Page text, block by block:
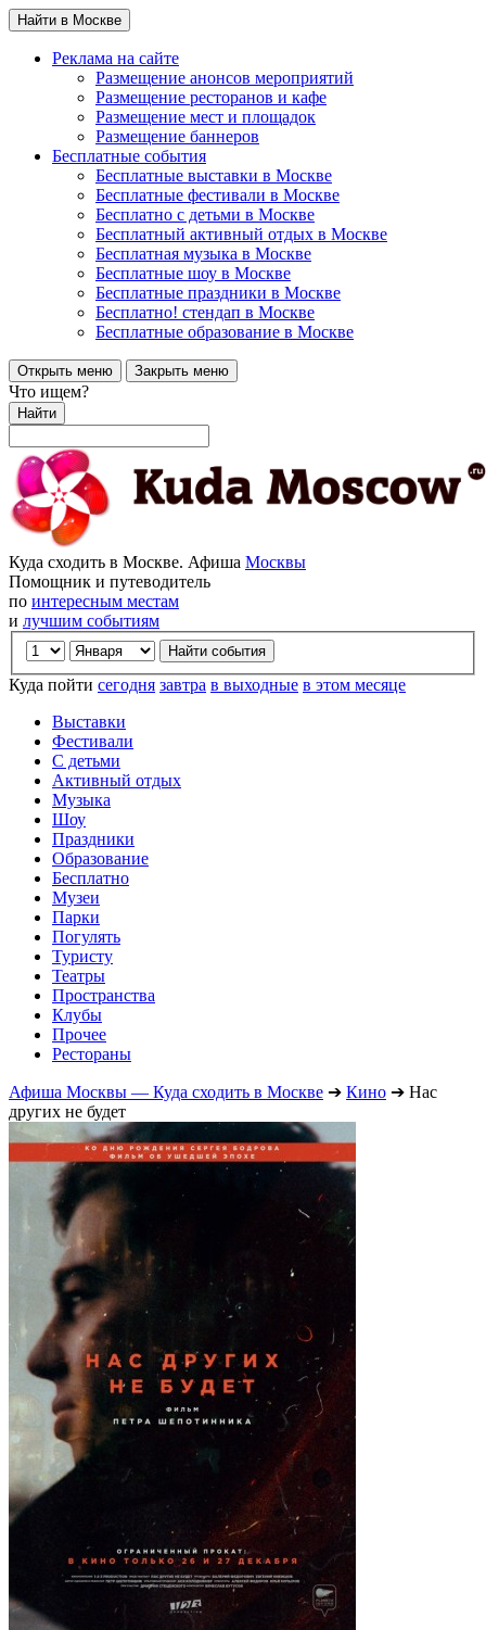
Найти в Москве
Реклама на сайте
Размещение анонсов мероприятий
Размещение ресторанов и кафе
Размещение мест и площадок
Размещение баннеров
Бесплатные события
Бесплатные выставки в Москве
Бесплатные фестивали в Москве
Бесплатно с детьми в Москве
Бесплатный активный отдых в Москве
Бесплатная музыка в Москве
Бесплатные шоу в Москве
Бесплатные праздники в Москве
Бесплатно! стендап в Москве
Бесплатные образование в Москве
Открыть меню Закрыть меню
Что ищем?
Найти
Куда сходить в Москве. Афиша Москвы
Помощник и путеводитель
по интересным местам
и лучшим событиям
Куда пойти сегодня завтра в выходные в этом месяце
Выставки
Фестивали
С детьми
Активный отдых
Музыка
Шоу
Праздники
Образование
Бесплатно
Музеи
Парки
Погулять
Туристу
Театры
Пространства
Клубы
Прочее
Рестораны
Афиша Москвы — Куда сходить в Москве ➔ Кино ➔ Нас
других не будет